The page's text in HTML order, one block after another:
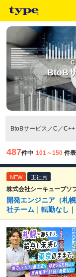
C
BtoB
BtoBサービス／C／C++
487件中 101～150 件
NEW 正社員
株式会社シーキューブソ
開発エンジニア（札
社チーム｜転勤なし